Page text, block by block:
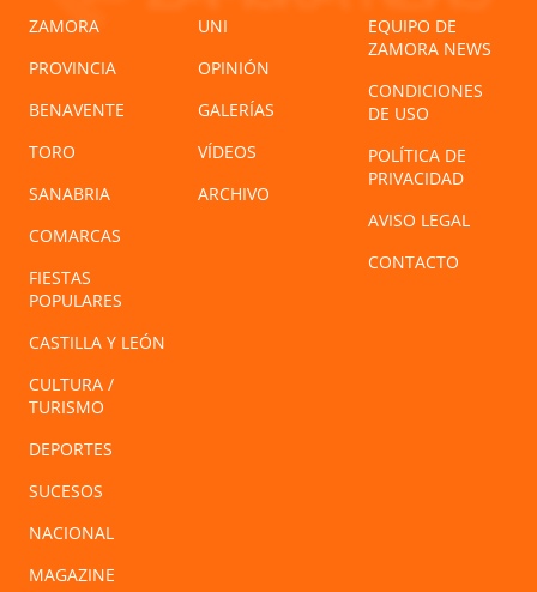
ZAMORA
PROVINCIA
BENAVENTE
TORO
SANABRIA
COMARCAS
FIESTAS
POPULARES
CASTILLA Y LEÓN
CULTURA /
TURISMO
DEPORTES
SUCESOS
NACIONAL
MAGAZINE
UNI
OPINIÓN
GALERÍAS
VÍDEOS
ARCHIVO
EQUIPO DE
ZAMORA NEWS
CONDICIONES
DE USO
POLÍTICA DE
PRIVACIDAD
AVISO LEGAL
CONTACTO